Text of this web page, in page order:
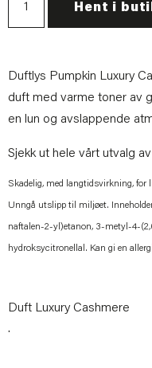
Hent i
Duftlys Pumpkin Luxury
duft med varme toner av
en lun og avslappende
Sjekk ut hele vårt utvalg
Skadelig, med langtidsvirkning, for
Unngå utslipp til miljøet.
naftalen-2-yl)etanon, 3-metyl-4-
hydroksycitronellal. Kan gi en
Duft Luxury Cashmere
.